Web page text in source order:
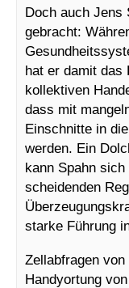
Doch auch Jens
gebracht:
hat er damit das
kollektiven
dass mit
Einschnitte in
werden. Ein
kann Spahn
scheidenden
starke Führung
Zellabfragen
Handyortung